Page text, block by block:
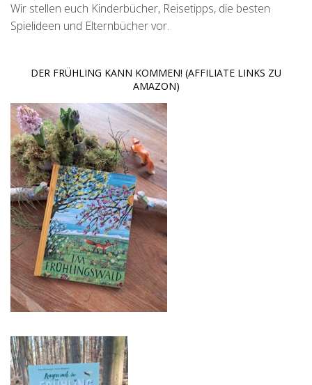
Wir stellen euch Kinderbücher, Reisetipps, die besten
Spielideen und Elternbücher vor.
DER FRÜHLING KANN KOMMEN! (AFFILIATE LINKS ZU
AMAZON)